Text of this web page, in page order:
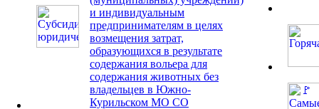
и индивидуальным
предпринимателям в целях
возмещения затрат,
образующихся в результате
содержания вольера для
содержания животных без
владельцев в Южно-
Курильском МО СО